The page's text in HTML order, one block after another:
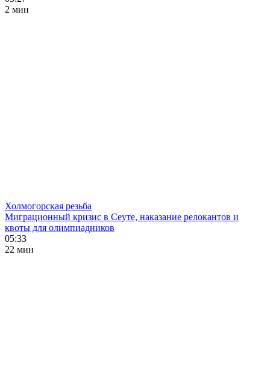
2 мин
Холмогорская резьба
Миграционный кризис в Сеуте, наказание релокантов и
квоты для олимпиадников
05:33
22 мин